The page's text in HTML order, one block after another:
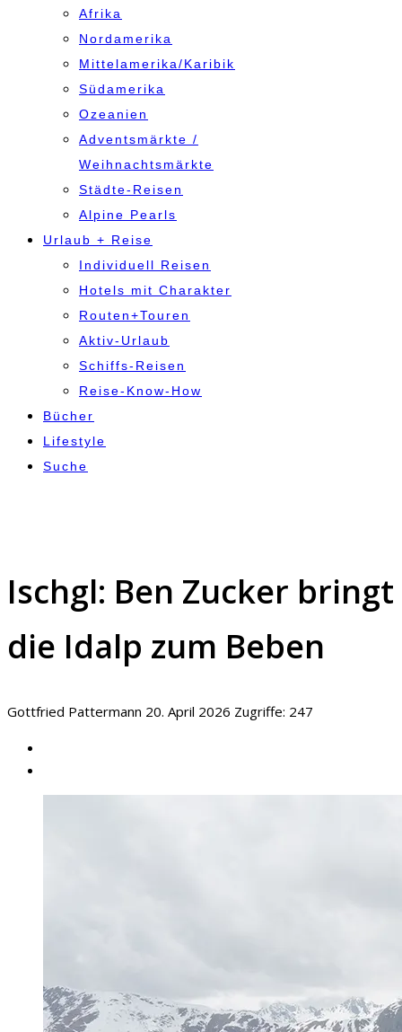
Afrika
Nordamerika
Mittelamerika/Karibik
Südamerika
Ozeanien
Adventsmärkte /
Weihnachtsmärkte
Städte-Reisen
Alpine Pearls
Urlaub + Reise
Individuell Reisen
Hotels mit Charakter
Routen+Touren
Aktiv-Urlaub
Schiffs-Reisen
Reise-Know-How
Bücher
Lifestyle
Suche
Ischgl: Ben Zucker bringt
die Idalp zum Beben
Gottfried Pattermann 20. April 2026 Zugriffe: 247